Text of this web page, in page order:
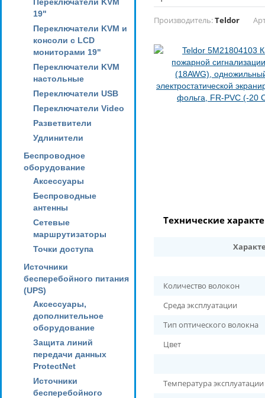
19"
Переключатели KVM и
консоли с LCD
мониторами 19"
Переключатели KVM
настольные
Переключатели USB
Переключатели Video
Разветвители
Удлинители
Беспроводное
оборудование
Аксессуары
Беспроводные
антенны
Сетевые
маршрутизаторы
Точки доступа
Источники
бесперебойного питания
(UPS)
Аксессуары,
дополнительное
оборудование
Защита линий
передачи данных
ProtectNet
Источники
бесперебойного
Производитель:Teldor
Технические
Количество волокон
Среда эксплуатации
Тип оптического волокна
Цвет
Температура эксплуатации